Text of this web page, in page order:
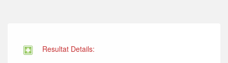
Resultat Details: